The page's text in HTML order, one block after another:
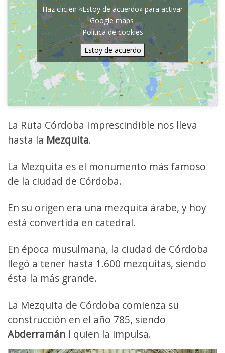
Haz clic en «Estoy de acuerdo» para activar
Google maps
Política de cookies
Estoy de acuerdo
La Ruta Córdoba Imprescindible nos lleva
hasta la Mezquita.
La Mezquita es el monumento más famoso
de la ciudad de Córdoba.
En su origen era una mezquita árabe, y hoy
está convertida en catedral.
En época musulmana, la ciudad de Córdoba
llegó a tener hasta 1.600 mezquitas, siendo
ésta la más grande.
La Mezquita de Córdoba comienza su
construcción en el año 785, siendo
Abderramán I quien la impulsa.